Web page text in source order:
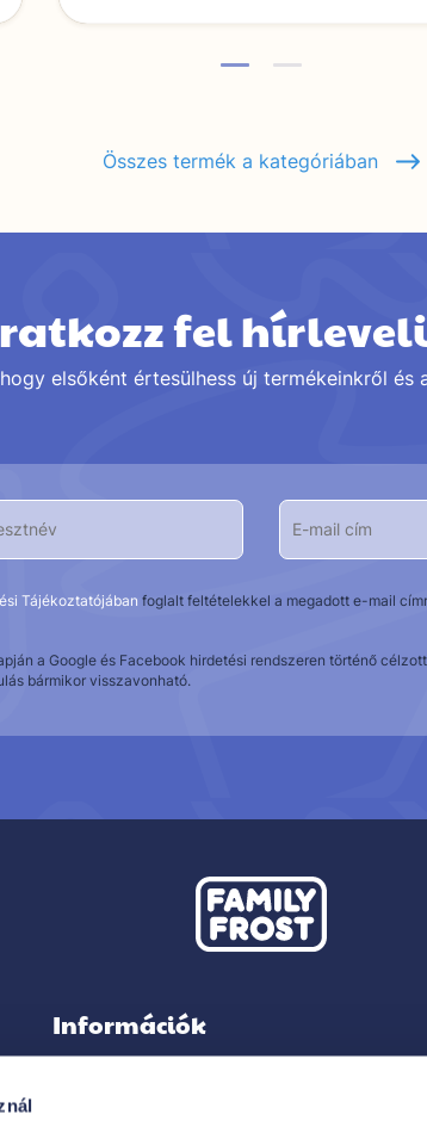
Összes termék a kategóriában
fel
hogy elsőként értesülhess új termékeinkről és
Tájékoztatójában foglalt feltételekkel a megadott e-mail
a Google és Facebook hirdetési rendszeren történő
bármikor visszavonható.
Információk